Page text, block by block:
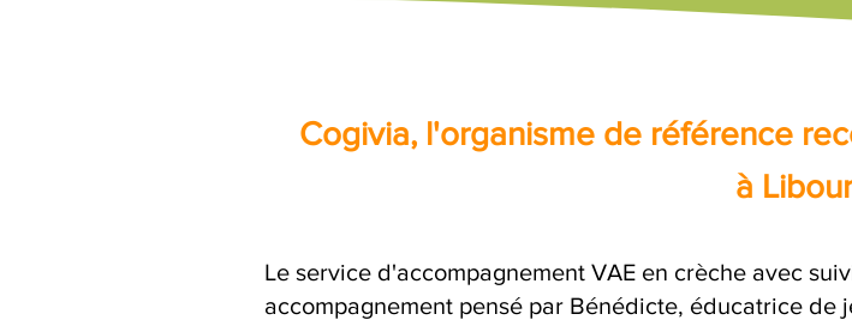
Cogivia, l'organisme de référence
à
Le service d'accompagnement VAE en crèche avec
accompagnement pensé par Bénédicte, éducatrice de